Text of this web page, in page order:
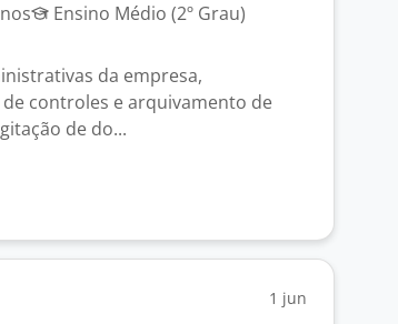
Ensino Médio (2º Grau)
da empresa,
controles e arquivamento de
de do...
1 jun